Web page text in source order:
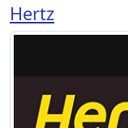
Hertz